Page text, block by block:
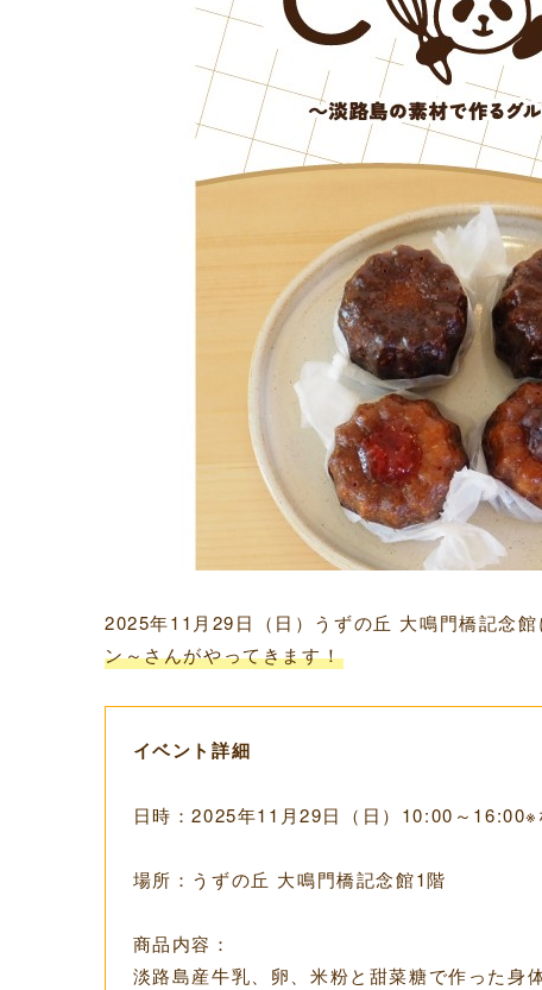
2025年11月29日（日）うずの丘 大鳴門橋記念館
ン～さんがやってきます！
イベント詳細
日時：2025年11月29日（日）10:00～16:00※
場所：うずの丘 大鳴門橋記念館1階
商品内容：
淡路島産牛乳、卵、米粉と甜菜糖で作った身